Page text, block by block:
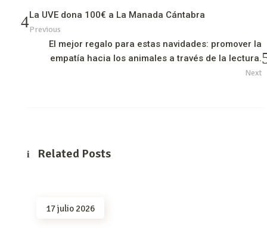
La UVE dona 100€ a La Manada Cántabra
Previous
El mejor regalo para estas navidades: promover la
empatía hacia los animales a través de la lectura.
Next
Related Posts
17 julio 2026